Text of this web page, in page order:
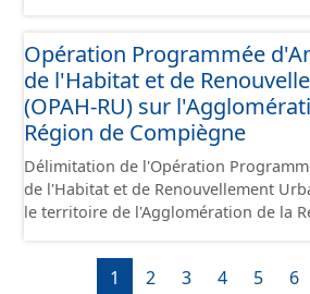
Opération Programmée
de l'Habitat et de
(OPAH-RU) sur
Région de Compiègne
Délimitation de l'Opération
de l'Habitat et de Renouvellement
le territoire de l'Agglomération de la
communes de Compiègne et de
Cette OPAH est opérationnelle
1 2 3 4 5 6